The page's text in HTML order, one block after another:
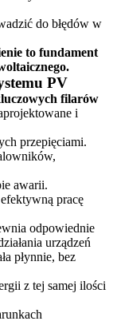
do błędów w
to fundament
PV
filarów
i
przepięciami.
awarii.
pracę
odpowiednie
urządzeń
płynnie, bez
z tej samej ilości